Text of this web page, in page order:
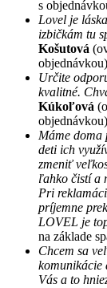
s
Lovel je
izbičkám tu
Košutová
objednávkou)
Určite
kvalitné.
Kúkoľová
objednávkou)
Máme
deti ich
zmeniť
ľahko čistí a
Pri
príjemne
LOVEL je
na základe
Chcem sa
komunikácie
Vás a to